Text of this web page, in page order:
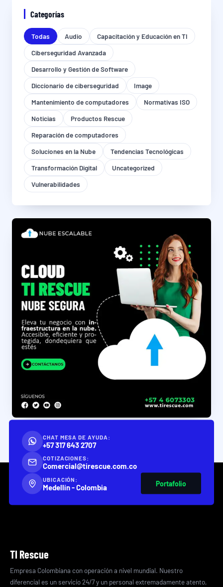
Categorías
Todas Audio
Capacitación y Educación en TI
Ciberseguridad Avanzada
Desarrollo y Gestión de Software
Diccionario de ciberseguridad
Image
Mantenimiento de computadores
Normativas ISO
Noticias
Productos Rescue
Reparación de computadores
Soluciones en la Nube
Tendencias Tecnológicas
Transformación Digital
Uncategorized
Vulnerabilidades
CHAT MESA DE AYUDA:
+57 317 643 2707
COTIZACIONES:
Comercial@tirescue.com.co
UBICACIÓN:
Medellín - Colombia Portafolio
TI Rescue
Empresa Colombiana con operación a nivel mundial. Nuestro
diferencial es un servicio 24/7 y un personal extremadamente atento,